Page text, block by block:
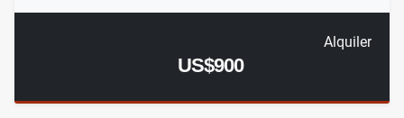
Alquiler
US$900